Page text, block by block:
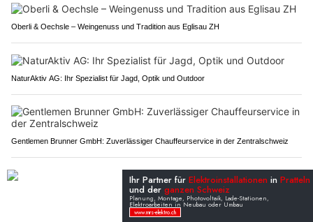
Oberli & Oechsle – Weingenuss und Tradition aus Eglisau ZH
NaturAktiv AG: Ihr Spezialist für Jagd, Optik und Outdoor
Gentlemen Brunner GmbH: Zuverlässiger Chauffeurservice in der Zentralschweiz